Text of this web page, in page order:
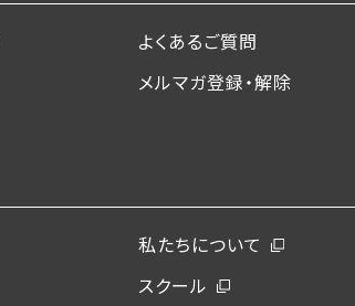
よくあるご質問
メルマガ登録・解除
私たちについて
スクール